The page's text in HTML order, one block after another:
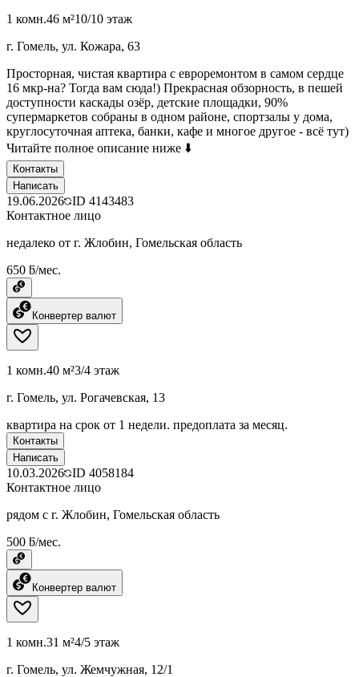
1 комн.46 м²10/10 этаж
г. Гомель, ул. Кожара, 63
Просторная, чистая квартира с евроремонтом в самом сердце
16 мкр-на? Тогда вам сюда!) Прекрасная обзорность, в пешей
доступности каскады озёр, детские площадки, 90%
супермаркетов собраны в одном районе, спортзалы у дома,
круглосуточная аптека, банки, кафе и многое другое - всё тут)
Читайте полное описание ниже ⬇️
Контакты
Написать
19.06.2026 ID 4143483
Контактное лицо
недалеко от г. Жлобин, Гомельская область
650 ƃ/мес.
Конвертер валют
1 комн.40 м²3/4 этаж
г. Гомель, ул. Рогачевская, 13
квартира на срок от 1 недели. предоплата за месяц.
Контакты
Написать
10.03.2026 ID 4058184
Контактное лицо
рядом с г. Жлобин, Гомельская область
500 ƃ/мес.
Конвертер валют
1 комн.31 м²4/5 этаж
г. Гомель, ул. Жемчужная, 12/1